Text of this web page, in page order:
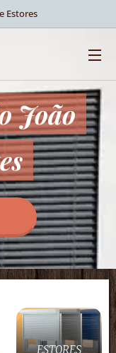
Estores
João
ESTORES